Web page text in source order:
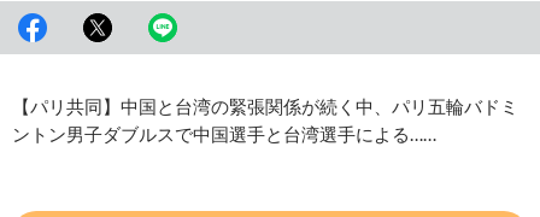
【パリ共同】中国と台湾の緊張関係が続く中、パリ五輪バドミ
ントン男子ダブルスで中国選手と台湾選手による……